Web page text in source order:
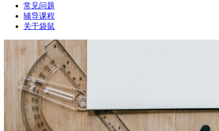
常见问题
辅导课程
关于袋鼠